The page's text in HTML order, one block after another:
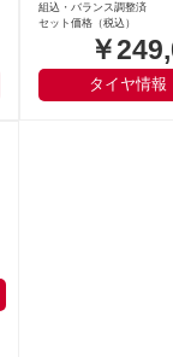
組込・バランス調整済
セット価格（税込）
￥
タイヤ情報